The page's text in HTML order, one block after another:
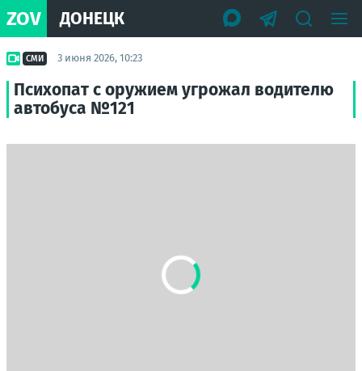
ZOV ДОНЕЦК
СМИ 3 июня 2026, 10:23
Психопат с оружием угрожал водителю
автобуса №121